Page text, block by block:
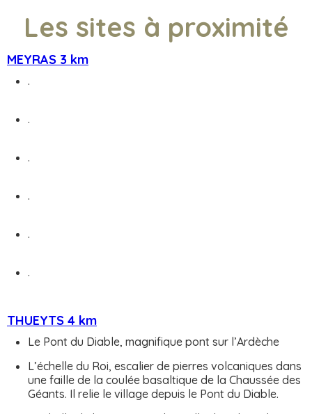
Les sites à proximité
MEYRAS 3 km
.
.
.
.
.
.
THUEYTS 4 km
Le Pont du Diable, magnifique pont sur l’Ardèche
L’échelle du Roi, escalier de pierres volcaniques dans
une faille de la coulée basaltique de la Chaussée des
Géants. Il relie le village depuis le Pont du Diable.